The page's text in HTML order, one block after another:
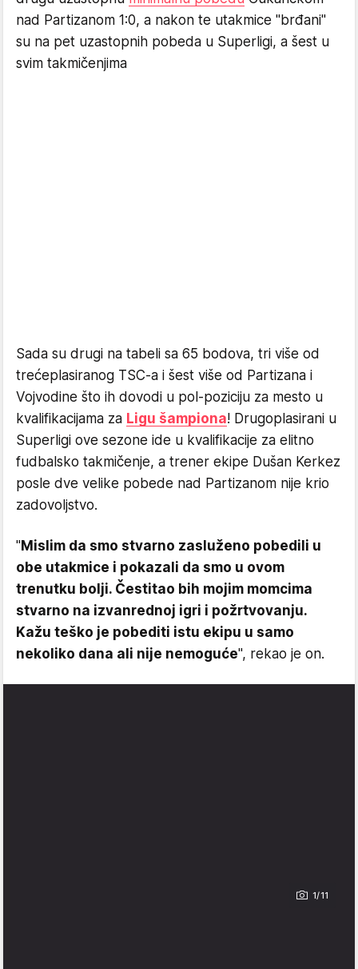
nad Partizanom 1:0, a nakon te utakmice "brđani"
su na pet uzastopnih pobeda u Superligi, a šest u
svim takmičenjima
Sada su drugi na tabeli sa 65 bodova, tri više od
trećeplasiranog TSC-a i šest više od Partizana i
Vojvodine što ih dovodi u pol-poziciju za mesto u
kvalifikacijama za Ligu šampiona! Drugoplasirani u
Superligi ove sezone ide u kvalifikacije za elitno
fudbalsko takmičenje, a trener ekipe Dušan Kerkez
posle dve velike pobede nad Partizanom nije krio
zadovoljstvo.
"Mislim da smo stvarno zasluženo pobedili u
obe utakmice i pokazali da smo u ovom
trenutku bolji. Čestitao bih mojim momcima
stvarno na izvanrednoj igri i požrtvovanju.
Kažu teško je pobediti istu ekipu u samo
nekoliko dana ali nije nemoguće", rekao je on.
1/11